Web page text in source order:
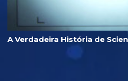
A Verdadeira História de